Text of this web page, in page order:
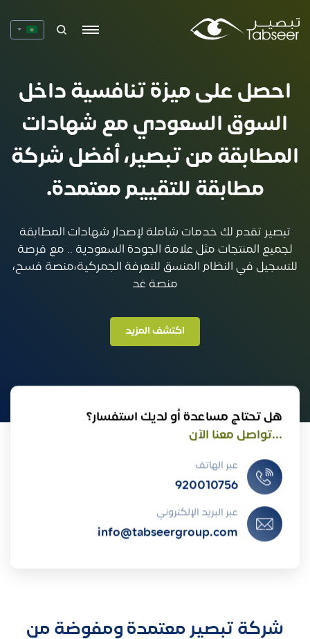
احصل على ميزة تنافسية داخل
السوق السعودي مع شهادات
المطابقة من تبصير، أفضل شركة
مطابقة للتقييم معتمدة.
تبصير تقدم لك خدمات شاملة لإصدار شهادات المطابقة
لجميع المنتجات مثل علامة الجودة السعودية .. مع فرصة
للتسجيل في النظام المنسق للتعرفة الجمركية،منصة فسح،
منصة غد
اكتشف المزيد
هل تحتاج مساعدة أو لديك استفسار؟
...تواصل معنا الآن
عبر الهاتف
920010756
عبر البريد الإلكتروني
info@tabseergroup.com
شركة تبصير معتمدة ومفوضة من